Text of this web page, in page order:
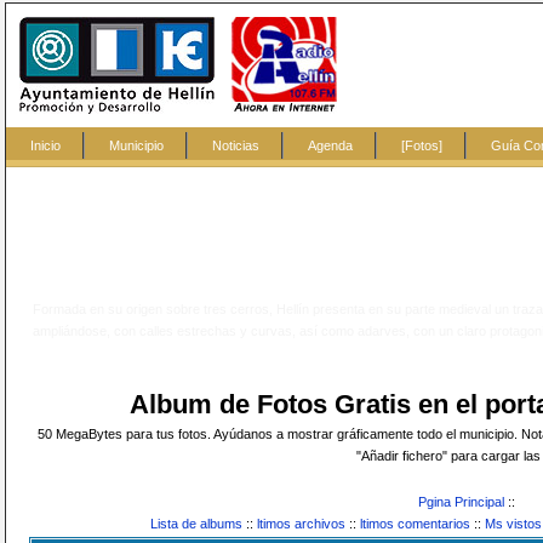
Inicio Municipio Noticias Agenda [Fotos] Guía
Album de Fotos Gratis en el
50 MegaBytes para tus fotos. Ayúdanos a mostrar gráficamente todo el municipio.
"Añadir fichero" para cargar
Pgina Principal ::
Lista de albums :: ltimos archivos :: ltimos comentarios :: Ms vistos